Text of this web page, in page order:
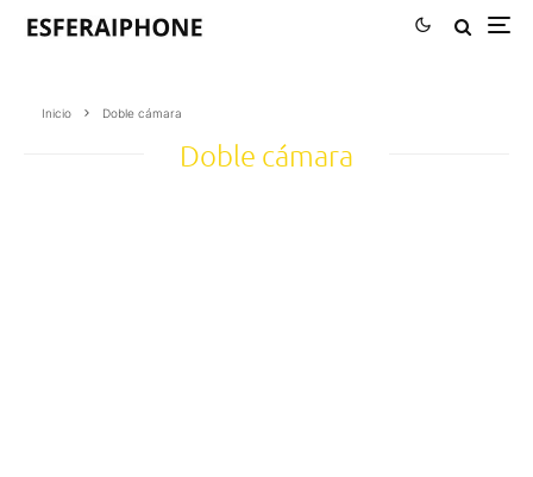
Inicio Doble cámara
Doble cámara